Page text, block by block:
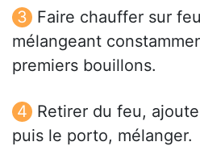
Faire chauffer sur
mélangeant
premiers bouillons.
Retirer du feu,
puis le porto, mélanger.